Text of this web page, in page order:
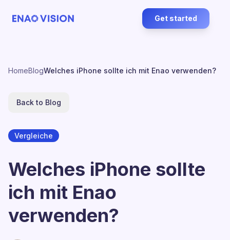
Get started
HomeBlogWelches iPhone sollte ich mit Enao verwenden?
Back to Blog
Vergleiche
Welches iPhone sollte
ich mit Enao
verwenden?